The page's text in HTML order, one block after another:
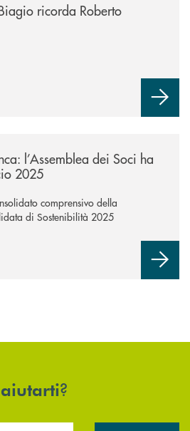
ricorda Roberto
l’Assemblea dei Soci ha
2025
comprensivo della
di Sostenibilità 2025
aiutarti?